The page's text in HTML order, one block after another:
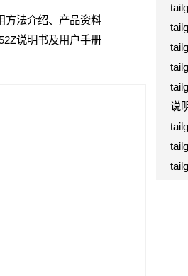
方法介绍、产品资料
说明书及用户手册
说